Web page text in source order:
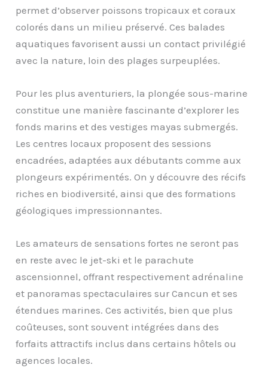
permet d’observer poissons tropicaux et coraux
colorés dans un milieu préservé. Ces balades
aquatiques favorisent aussi un contact privilégié
avec la nature, loin des plages surpeuplées.
Pour les plus aventuriers, la plongée sous-marine
constitue une manière fascinante d’explorer les
fonds marins et des vestiges mayas submergés.
Les centres locaux proposent des sessions
encadrées, adaptées aux débutants comme aux
plongeurs expérimentés. On y découvre des récifs
riches en biodiversité, ainsi que des formations
géologiques impressionnantes.
Les amateurs de sensations fortes ne seront pas
en reste avec le jet-ski et le parachute
ascensionnel, offrant respectivement adrénaline
et panoramas spectaculaires sur Cancun et ses
étendues marines. Ces activités, bien que plus
coûteuses, sont souvent intégrées dans des
forfaits attractifs inclus dans certains hôtels ou
agences locales.